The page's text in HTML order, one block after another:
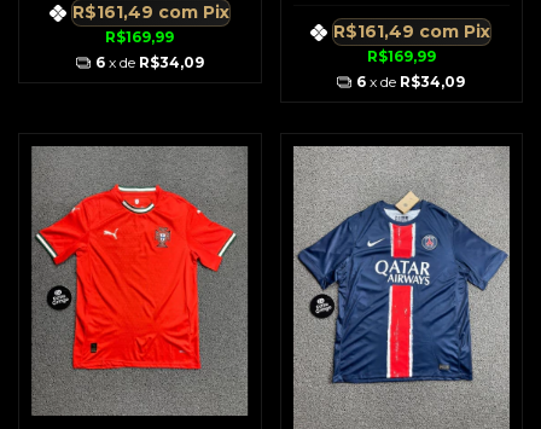
R$169,99
R$161,49 com Pix
6 x de R$34,09 R$169,99
R$161,49 com Pix
6 x de R$34,09